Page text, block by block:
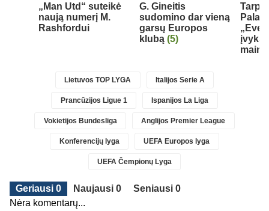
„Man Utd“ suteikė
naują numerį M.
Rashfordui
G. Gineitis
sudomino dar vieną
garsų Europos
klubą (5)
Tarp
įvyks
Lietuvos TOP LYGA Italijos Serie A
Prancūzijos Ligue 1 Ispanijos La Liga
Vokietijos Bundesliga Anglijos Premier League
Konferencijų lyga UEFA Europos lyga
UEFA Čempionų Lyga
Geriausi 0 Naujausi 0
Seniausi 0
Nėra komentarų...